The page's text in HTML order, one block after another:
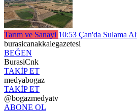
Tarım ve Sanayi 10:53 Çan'da Sulama
burasicanakkalegazetesi
BEĞEN
BurasiCnk
TAKİP ET
medyabogaz
TAKİP ET
@bogazmedyatv
ABONE OL